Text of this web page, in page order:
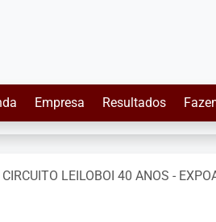
Empresa Resultados
LEILOBOI 40 ANOS -